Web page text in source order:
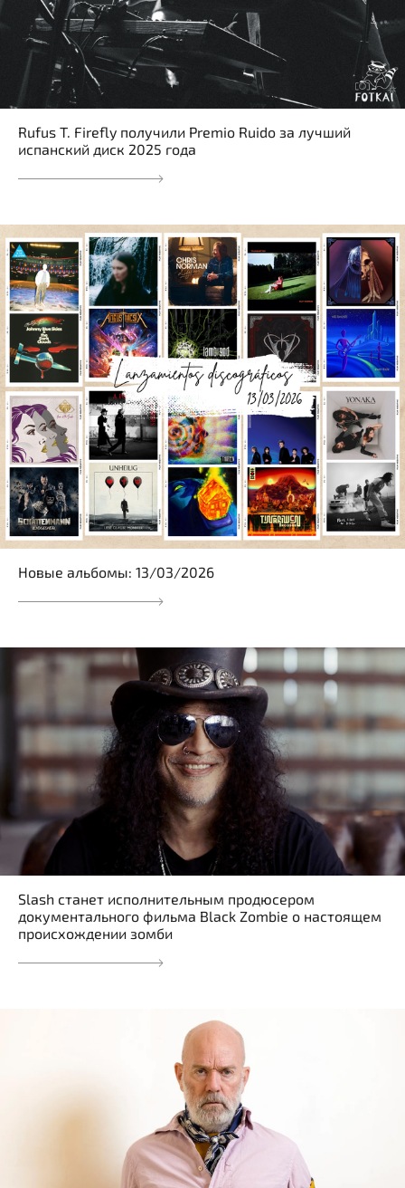
Rufus T. Firefly получили Premio Ruido за лучший
испанский диск 2025 года
Новые альбомы: 13/03/2026
Slash станет исполнительным продюсером
документального фильма Black Zombie о настоящем
происхождении зомби